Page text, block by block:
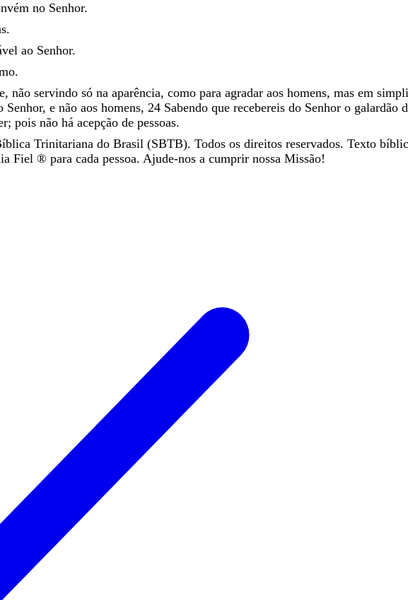
no Senhor.
.
ao Senhor.
.
, não servindo só na aparência, como para agradar aos homens, mas em
Senhor, e não aos homens, 24 Sabendo que recebereis do Senhor o galardão
; pois não há acepção de pessoas.
Trinitariana do Brasil (SBTB). Todos os direitos reservados. Texto
Fiel ®️ para cada pessoa. Ajude-nos a cumprir nossa Missão!